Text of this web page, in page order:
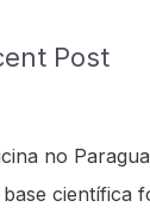
Post
no
científica